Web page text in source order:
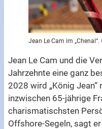
Jean Le Cam im
Jean Le Cam und die
Jahrzehnte eine ganz
2028 wird „König
inzwischen 65-jährige
charismatischsten
Offshore-Segeln, sagt